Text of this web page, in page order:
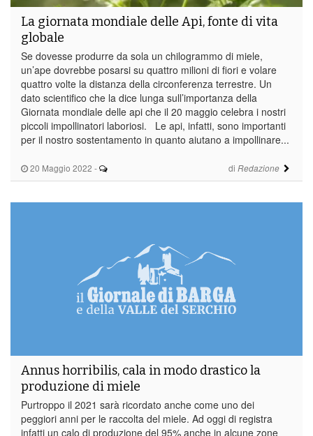
20 Maggio 2022 - di Redazione
La giornata mondiale delle Api, fonte di vita
globale
Se dovesse produrre da sola un chilogrammo di miele,
un’ape dovrebbe posarsi su quattro milioni di fiori e volare
quattro volte la distanza della circonferenza terrestre. Un
dato scientifico che la dice lunga sull’importanza della
Giornata mondiale delle api che il 20 maggio celebra i nostri
piccoli impollinatori laboriosi. Le api, infatti, sono importanti
per il nostro sostentamento in quanto aiutano a impollinare...
Annus horribilis, cala in modo drastico la
produzione di miele
Purtroppo il 2021 sarà ricordato anche come uno dei
peggiori anni per le raccolta del miele. Ad oggi di registra
infatti un calo di produzione del 95% anche in alcune zone